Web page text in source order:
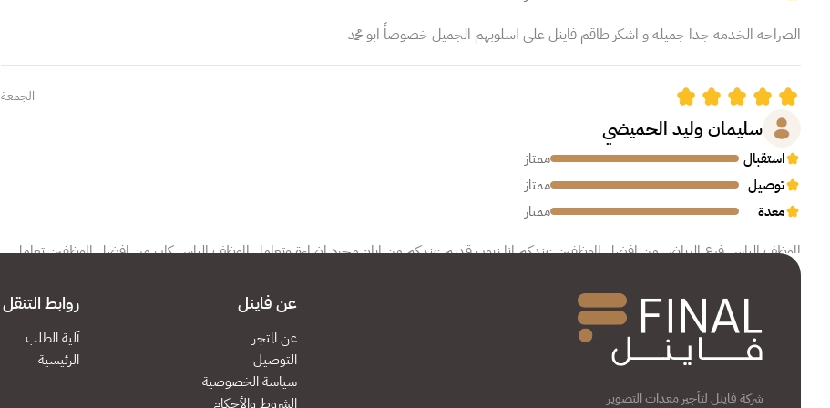
الصراحه الخدمه جدا جميله و اشكر طاقم فاينل على اسلوبهم الجميل خصوصاً ابو محمد
الجمعة
سليمان وليد الحميضي
استقبال
ممتاز
توصيل
ممتاز
معدة
ممتاز
الموظف الياس فرع الرياض من افضل الموظفين عندكم انا زبون قديم عندكم من ايام مجرد إضاءة وتعامل الموظف الياس كان من افضل الموظفين تعامل
من بدايتكم الرجل خدوم جداً وتعامله لبق
الجمعة
Abdalla basyouni emara
استقبال
شركة فاينل لتأجير معدات التصوير
عن فاينل
عن المتجر
التوصيل
سياسة الخصوصية
الشروط والأحكام
روابط التنقل
آلية الطلب
الرئيسية